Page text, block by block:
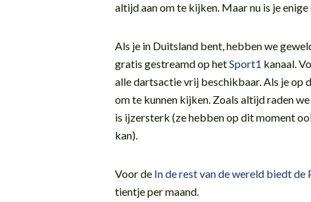
altijd aan om te kijken. Maar nu is je
Als je in Duitsland bent, hebben we
gratis gestreamd op hetSport1 kanaal.
alle dartsactie vrij beschikbaar. Als je op
om te kunnen kijken. Zoals altijd raden we
is ijzersterk (ze hebben op dit moment
kan).
Voor de In de rest van de wereld biedt de
tientje per maand.